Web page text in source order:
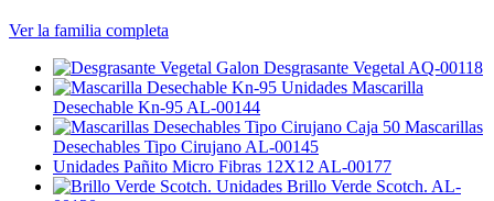
Ver la familia completa
Galon Desgrasante Vegetal AQ-00118
Unidades Mascarilla
Desechable Kn-95 AL-00144
Caja 50 Mascarillas
Desechables Tipo Cirujano AL-00145
Unidades Pañito Micro Fibras 12X12 AL-00177
Unidades Brillo Verde Scotch. AL-